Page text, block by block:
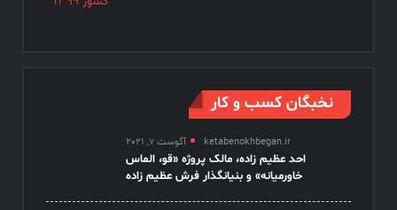
نخبگان کسب و کار
ketabenokhbegan.ir آگوست 7, 2021
احد عظیم زاده، مالک پروژه «قو، الماس
خاورمیانه» و بنیانگذار فرش عظیم زاده